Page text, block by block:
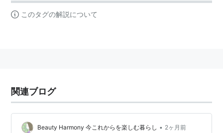
このタグの解説について
関連ブログ
Beauty Harmony 今これからを楽しむ暮らし • 2ヶ月前